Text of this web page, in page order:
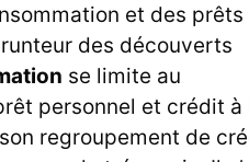
et des prêts
des découverts
se limite au
personnel et crédit à
regroupement de